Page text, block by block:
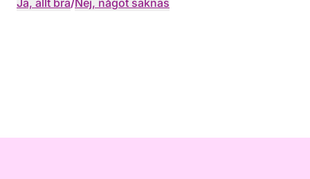
Ja, allt bra/Nej, något saknas